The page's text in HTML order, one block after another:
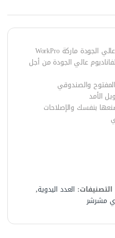
عالي الجودة من أجل
والصندوقي
الأمد
بنفسك والإصلاحات
التصنيفات: العدد اليدوية,
مشرشر